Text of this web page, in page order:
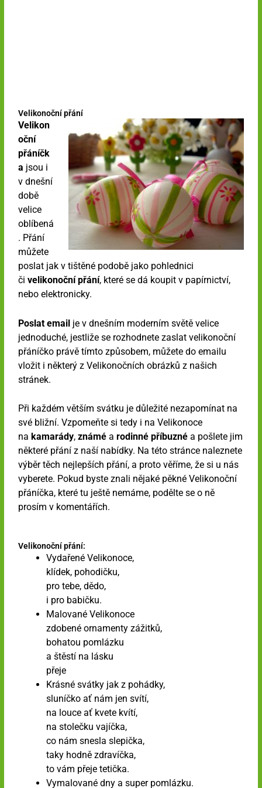
Velikonoční přání
Velikon
oční
přáníčk
a jsou i
v dnešní
době
velice
oblíbená
. Přání
můžete
poslat jak v tištěné podobě jako pohlednici
čivelikonoční přání, které se dá koupit v papírnictví,
nebo elektronicky.
Poslat email je v dnešním moderním světě velice
jednoduché, jestliže se rozhodnete zaslat velikonoční
přáníčko právě tímto způsobem, můžete do emailu
vložit i některý z Velikonočních obrázků z našich
stránek.
Při každém větším svátku je důležité nezapomínat na
své bližní. Vzpomeňte si tedy i na Velikonoce
na kamarády, známé arodinné příbuzné a pošlete jim
některé přání z naší nabídky. Na této stránce naleznete
výběr těch nejlepších přání, a proto věříme, že si u nás
vyberete. Pokud byste znali nějaké pěkné Velikonoční
přáníčka, které tu ještě nemáme, podělte se o ně
prosím v komentářích.
Velikonoční přání:
Vydařené Velikonoce,
klídek, pohodičku,
pro tebe, dědo,
i pro babičku.
Malované Velikonoce
zdobené ornamenty zážitků,
bohatou pomlázku
a štěstí na lásku
přeje
Krásné svátky jak z pohádky,
sluníčko ať nám jen svítí,
na louce ať kvete kvítí,
na stolečku vajíčka,
co nám snesla slepička,
taky hodně zdravíčka,
to vám přeje tetička.
Vymalované dny a super pomlázku.